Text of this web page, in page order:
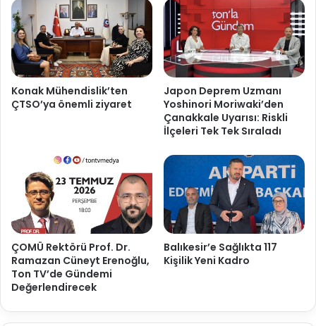
Konak Mühendislik’ten
ÇTSO’ya önemli ziyaret
Japon Deprem Uzmanı
Yoshinori Moriwaki’den
Çanakkale Uyarısı: Riskli
İlçeleri Tek Tek Sıraladı
ÇOMÜ Rektörü Prof. Dr.
Ramazan Cüneyt Erenoğlu,
Ton TV’de Gündemi
Değerlendirecek
Balıkesir’e Sağlıkta 117
Kişilik Yeni Kadro